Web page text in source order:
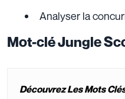
Analyser la
Mot-clé Jungle
Découvrez Les Mots